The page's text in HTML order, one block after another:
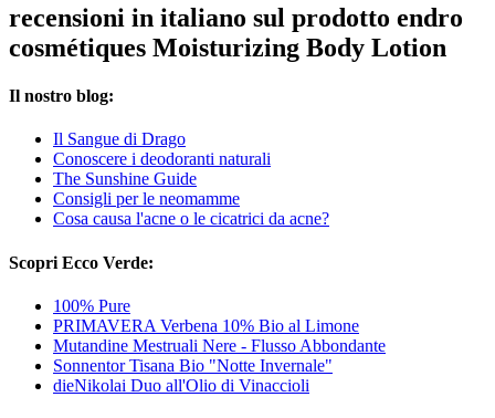
recensioni in italiano sul prodotto endro
cosmétiques Moisturizing Body Lotion
Il nostro blog:
Il Sangue di Drago
Conoscere i deodoranti naturali
The Sunshine Guide
Consigli per le neomamme
Cosa causa l'acne o le cicatrici da acne?
Scopri Ecco Verde:
100% Pure
PRIMAVERA Verbena 10% Bio al Limone
Mutandine Mestruali Nere - Flusso Abbondante
Sonnentor Tisana Bio "Notte Invernale"
dieNikolai Duo all'Olio di Vinaccioli